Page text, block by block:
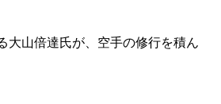
大山倍達氏が、空手の修行を積ん